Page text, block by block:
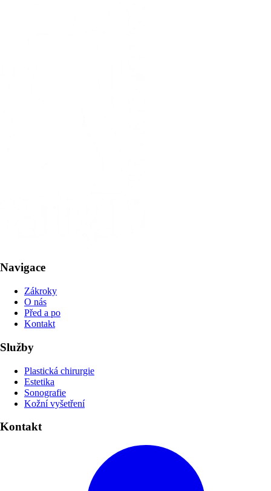
Navigace
Zákroky
O nás
Před a po
Kontakt
Služby
Plastická chirurgie
Estetika
Sonografie
Kožní vyšetření
Kontakt